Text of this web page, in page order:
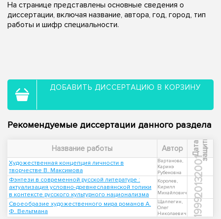
На странице представлены основные сведения о
диссертации, включая название, автора, год, город, тип
работы и шифр специальности.
ДОБАВИТЬ ДИССЕРТАЦИЮ В КОРЗИНУ
Рекомендуемые диссертации данного раздела
Название работы Автор Д
а
т
а
з
а
щ
и
ты
Художественная концепция личности в
творчестве В. Максимова
Вартанова,
Каринэ
Рубеновна
2001
Фэнтези в современной русской литературе :
актуализация условно-древнеславянской топики
в контексте русского культурного национализма
Королев,
Кирилл
Михайлович
2013
Своеобразие художественного мира романов А.
Ф. Вельтмана
Щалпегин,
Олег
Николаевич
1999